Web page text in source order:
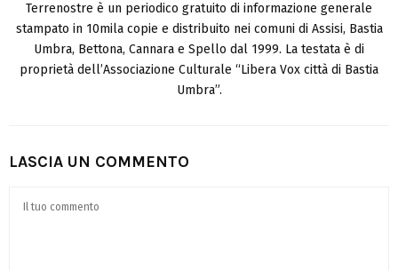
Terrenostre è un periodico gratuito di informazione generale
stampato in 10mila copie e distribuito nei comuni di Assisi, Bastia
Umbra, Bettona, Cannara e Spello dal 1999. La testata è di
proprietà dell’Associazione Culturale “Libera Vox città di Bastia
Umbra”.
LASCIA UN COMMENTO